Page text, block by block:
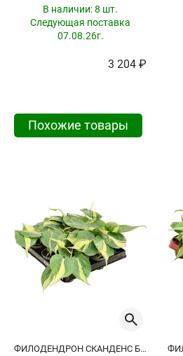
В наличии:8 шт.
Следующая поставка
07.08.26г.
3 204 ₽
Похожие товары
ФИЛОДЕНДРОН СКАНДЕНС БРАЗИЛ